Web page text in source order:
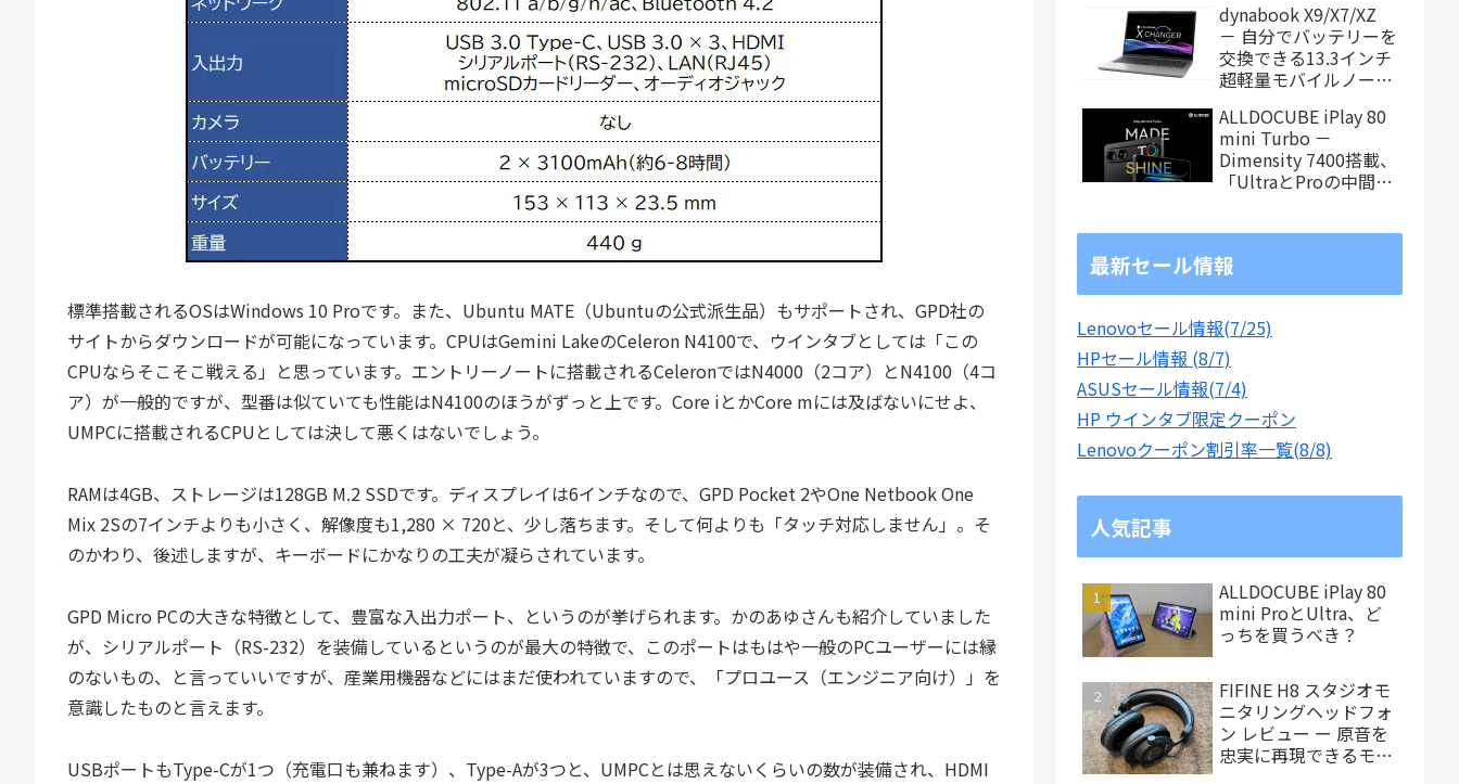
標準搭載されるOSはWindows 10 Proです。また、Ubuntu MATE（Ubuntuの公式派生品）もサポートされ、GPD社の
サイトからダウンロードが可能になっています。CPUはGemini LakeのCeleron N4100で、ウインタブとしては「この
CPUならそこそこ戦える」と思っています。エントリーノートに搭載されるCeleronではN4000（2コア）とN4100（4コ
ア）が一般的ですが、型番は似ていても性能はN4100のほうがずっと上です。Core iとかCore mには及ばないにせよ、
UMPCに搭載されるCPUとしては決して悪くはないでしょう。
RAMは4GB、ストレージは128GB M.2 SSDです。ディスプレイは6インチなので、GPD Pocket 2やOne Netbook One
Mix 2Sの7インチよりも小さく、解像度も1,280 × 720と、少し落ちます。そして何よりも「タッチ対応しません」。そ
のかわり、後述しますが、キーボードにかなりの工夫が凝らされています。
GPD Micro PCの大きな特徴として、豊富な入出力ポート、というのが挙げられます。かのあゆさんも紹介していました
が、シリアルポート（RS-232）を装備しているというのが最大の特徴で、このポートはもはや一般のPCユーザーには縁
のないもの、と言っていいですが、産業用機器などにはまだ使われていますので、「プロユース（エンジニア向け）」を
意識したものと言えます。
USBポートもType-Cが1つ（充電口も兼ねます）、Type-Aが3つと、UMPCとは思えないくらいの数が装備され、HDMI
価格に！
dynabook X9/X7/XZ
－ 自分でバッテリーを
交換できる13.3インチ
超軽量モバイルノート
に！
ALLDOCUBE iPlay 80
mini Turbo －
Dimensity 7400搭載、
「UltraとProの中間ス
最新セール情報
Lenovoセール情報(7/25)
HPセール情報 (8/7)
ASUSセール情報(7/4)
HP ウインタブ限定クーポン
Lenovoクーポン割引率一覧(8/8)
人気記事
ALLDOCUBE iPlay 80
mini ProとUltra、ど
っちを買うべき？
FIFINE H8 スタジオモ
ニタリングヘッドフォ
ン レビュー ー 原音を
忠実に再現できるモニ